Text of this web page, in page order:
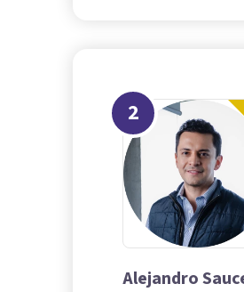
2
Alejandro